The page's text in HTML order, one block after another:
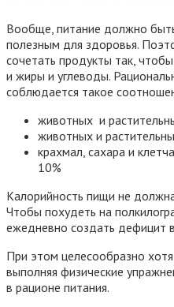
Вообще, питание должно
полезным для здоровья.
сочетать продукты так,
и жиры и углеводы.
соблюдается такое
животных и
животных и
крахмал, сахара и
10%
Калорийность пищи не
Чтобы похудеть на
ежедневно создать дефицит
При этом целесообразно
выполняя физические
в рационе питания.